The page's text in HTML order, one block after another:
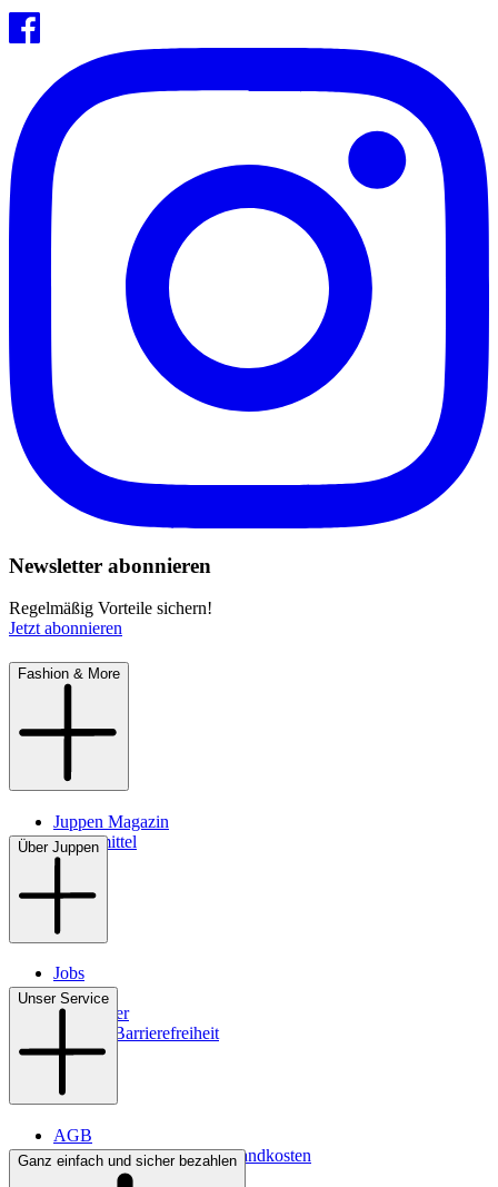
Newsletter abonnieren
Regelmäßig Vorteile sichern!
Jetzt abonnieren
Fashion & More
Juppen Magazin
Pflegemittel
Über Juppen
Jobs
Filialen
Newsletter
Digitale Barrierefreiheit
Unser Service
AGB
Lieferbedingungen & Versandkosten
Bezahlung
Ganz einfach und sicher bezahlen